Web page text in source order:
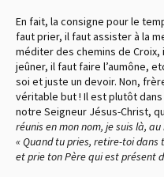
En fait, la consigne pour le
faut prier, il faut assister à la
méditer des chemins de
jeûner, il faut faire l’aumône,
soi et juste un devoir. Non,
véritable but ! Il est plutôt
notre Seigneur Jésus-Christ,
réunis en mon nom, je suis là, au
« Quand tu pries, retire-toi
et prie ton Père qui est présent